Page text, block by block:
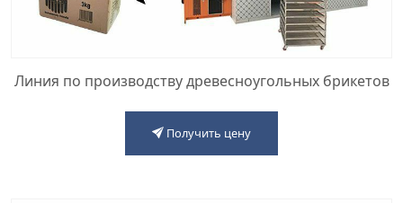
Линия по производству древесноугольных брикетов
Получить цену